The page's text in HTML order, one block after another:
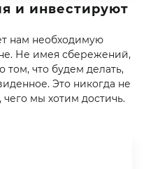
и инвестируют
нам необходимую
Не имея сбережений,
том, что будем делать,
Это никогда не
мы хотим достичь.